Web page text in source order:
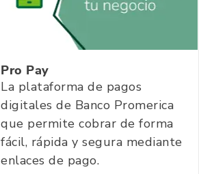
Pro Pay
La plataforma de pagos
digitales de Banco Promerica
que permite cobrar de forma
fácil, rápida y segura mediante
enlaces de pago.